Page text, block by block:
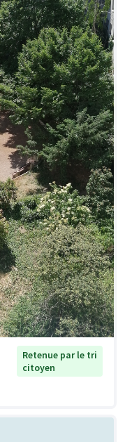
Retenue par le tri
citoyen